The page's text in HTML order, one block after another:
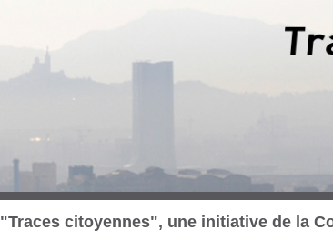
décolonisation et d’une économie mondialisée. Habitat,
social, éducation et culture, ont ainsi fait l’objet de réflexions, de
dimension politique de ces engagements a été diverse, de nature
disparaître leurs traces, il est apparu urgent d'en collecter la
pencheront sur notre passé récent pour ouvrir de nouvelles pistes
Convention Citoyenne. Sont actuellement proposés au
de la Communauté Urbaine Marseille-Provence-Métropole - Elu
à 1993 Conseiller régional de la Région Provence-Alpes-Côte
1981 Il est également, auteur, essayiste et enseignant
"Traces citoyennes", une initiative de la